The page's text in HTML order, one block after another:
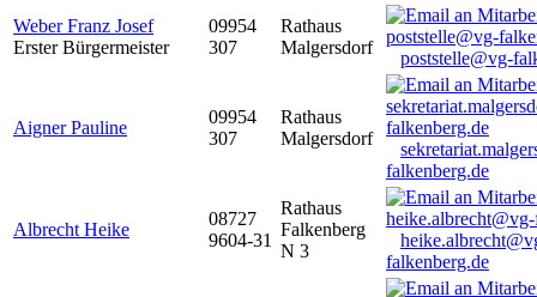
Weber Franz Josef
Erster Bürgermeister
09954
307
Rathaus
Malgersdorf
poststelle@vg-
Aigner Pauline
09954
307
Rathaus
Malgersdorf
falkenberg.de
Albrecht Heike
08727
9604-31
Rathaus
Falkenberg
N 3
falkenberg.de